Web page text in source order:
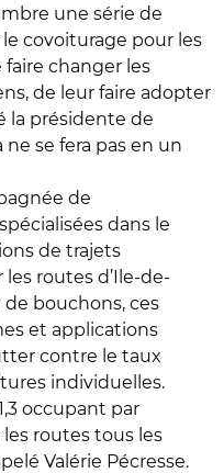
une série de
covoiturage pour les
changer les
de leur faire adopter
la présidente de
se fera pas en un
de
dans le
de trajets
routes d’Ile-de-
bouchons, ces
et applications
contre le taux
individuelles.
occupant par
routes tous les
Valérie Pécresse.